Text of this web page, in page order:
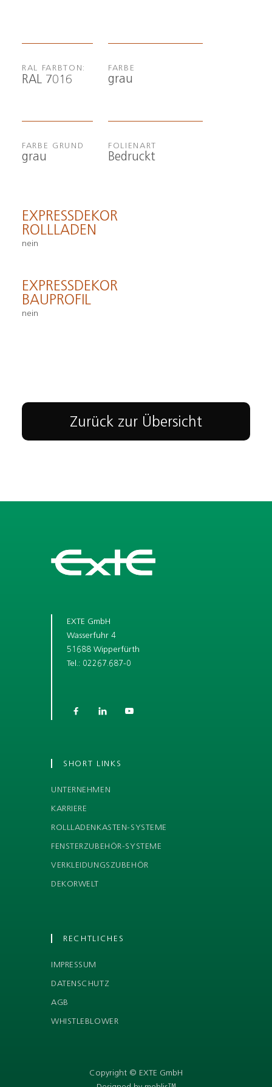
RAL FARBTON:
RAL 7016
FARBE GRUND
grau
FARBE
grau
FOLIENART
Bedruckt
EXPRESSDEKOR
ROLLLADEN
nein
EXPRESSDEKOR
BAUPROFIL
nein
Zurück zur Übersicht
EXTE GmbH
Wasserfuhr 4
51688 Wipperfürth
Tel.: 02267.687-0
  
Copyright © EXTE GmbH
SHORT LINKS
UNTERNEHMEN
KARRIERE
ROLLLADENKASTEN-SYSTEME
FENSTERZUBEHÖR-SYSTEME
VERKLEIDUNGSZUBEHÖR
DEKORWELT
RECHTLICHES
IMPRESSUM
DATENSCHUTZ
AGB
WHISTLEBLOWER